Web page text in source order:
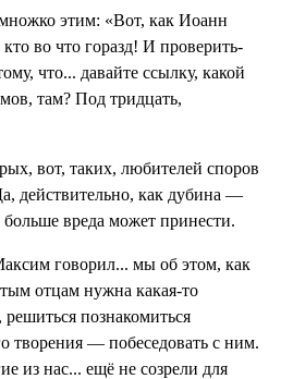
этим: «Вот, как Иоанн
во что горазд! И проверить-
что... давайте ссылку, какой
там? Под тридцать,
вот, таких, любителей споров
действительно, как дубина —
вреда может принести.
говорил... мы об этом, как
отцам нужна какая-то
познакомиться
творения — побеседовать с ним.
из нас... ещё не созрели для